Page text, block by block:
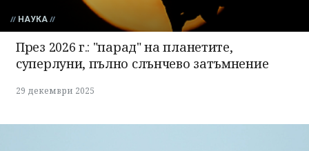
НАУКА
През 2026 г.: "парад" на планетите,
суперлуни, пълно слънчево затъмнение
29 декември 2025